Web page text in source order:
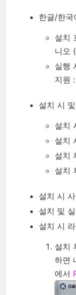
한글/한국
설치
니오
실행
지원
설치 시
설치
설치
설치
설치
설치 시
설치 및
설치 시
설치
하면
에서